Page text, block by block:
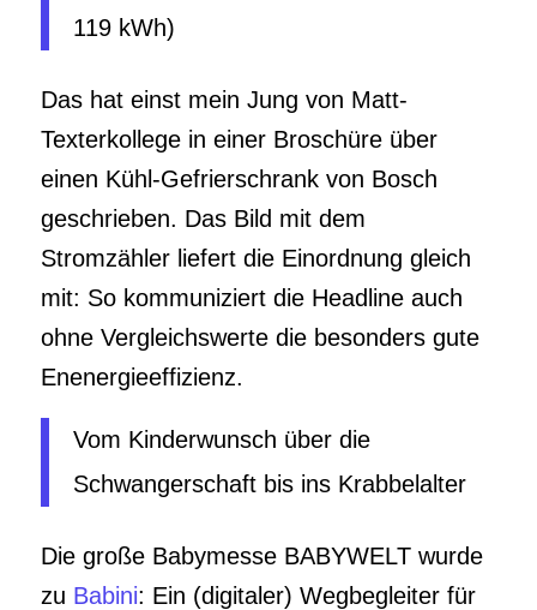
119 kWh)
Das hat einst mein Jung von Matt-
Texterkollege in einer Broschüre über
einen Kühl-Gefrierschrank von Bosch
geschrieben. Das Bild mit dem
Stromzähler liefert die Einordnung gleich
mit: So kommuniziert die Headline auch
ohne Vergleichswerte die besonders gute
Enenergieeffizienz.
Vom Kinderwunsch über die
Schwangerschaft bis ins Krabbelalter
Die große Babymesse BABYWELT wurde
zu Babini: Ein (digitaler) Wegbegleiter für